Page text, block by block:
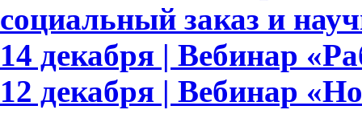
социальный заказ и
14 декабря | Вебинар
12 декабря | Вебинар